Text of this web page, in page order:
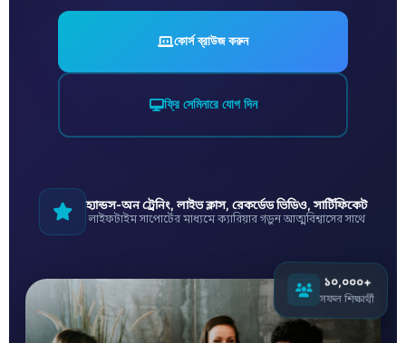
কোর্স ব্রাউজ করুন
ফ্রি সেমিনারে যোগ দিন
হ্যান্ডস-অন ট্রেনিং, লাইভ ক্লাস, রেকর্ডেড ভিডিও, সার্টিফিকেট
লাইফটাইম সাপোর্টের মাধ্যমে ক্যারিয়ার গড়ুন আত্মবিশ্বাসের সাথে
১০,০০০+